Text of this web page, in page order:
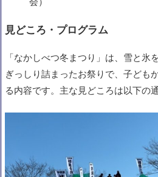
見どころ・プログラム
「なかしべつ冬まつり」は、雪と氷
ぎっしり詰まったお祭りで、子ども
る内容です。主な見どころは以下の